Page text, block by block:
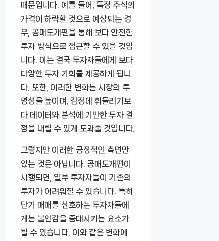
때문입니다. 예를 들어, 특정 주식의
가격이 하락할 것으로 예상되는 경
우, 공매도개편을 통해 보다 안전한
투자 방식으로 접근할 수 있을 것입
니다. 이는 결국 투자자들에게 보다
다양한 투자 기회를 제공하게 됩니
다. 또한, 이러한 변화는 시장의 투
명성을 높이며, 감정에 휘둘리기보
다 데이터와 분석에 기반한 투자 결
정을 내릴 수 있게 도와줄 것입니다.
그렇지만 이러한 긍정적인 측면만
있는 것은 아닙니다. 공매도개편이
시행되면, 일부 투자자들이 기존의
투자가 어려워질 수 있습니다. 특히
단기 매매를 선호하는 투자자들에
게는 불안감을 증대시키는 요소가
될 수 있습니다. 이와 같은 변화에